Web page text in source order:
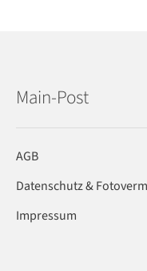
Main-Post
AGB
Datenschutz &
Impressum